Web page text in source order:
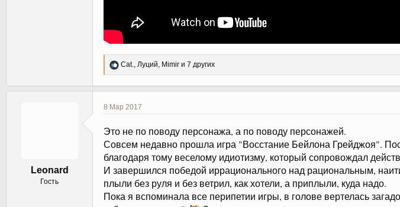
Р
к
и
Cat. Луций Mimir и 7 других
Leonard
Гость
8 Мар 2017
Это не по поводу персонажа, а по поводу персонажей.
Совсем недавно прошла игра "Восстание Бейлона Грейджоя".
благодаря тому веселому идиотизму, который сопровождал
И завершился победой иррационального над рациональным,
плыли без руля и без ветрил, как хотели, а приплыли, куда надо.
Пока я вспоминала все перипетии игры, в голове вертелась